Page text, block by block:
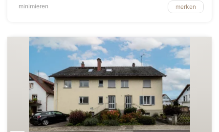
minimieren merken